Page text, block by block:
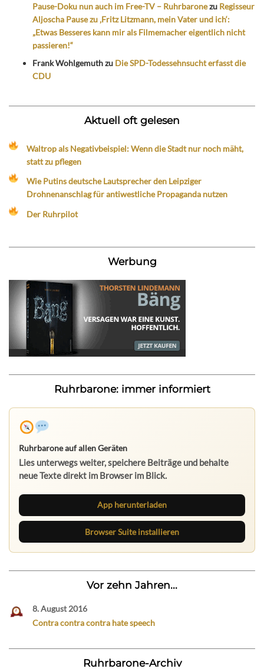
Pause-Doku nun auch im Free-TV – Ruhrbaronezu Regisseur
Aljoscha Pause zu ‚Fritz Litzmann, mein Vater und ich‘:
„Etwas Besseres kann mir als Filmemacher eigentlich nicht
passieren!“
Frank Wohlgemuthzu Die SPD-Todessehnsucht erfasst die
CDU
Aktuell oft gelesen
Waltrop als Negativbeispiel: Wenn die Stadt nur noch mäht,
statt zu pflegen
Wie Putins deutsche Lautsprecher den Leipziger
Drohnenanschlag für antiwestliche Propaganda nutzen
Der Ruhrpilot
Werbung
Ruhrbarone: immer informiert
Ruhrbarone auf allen Geräten
Lies unterwegs weiter, speichere Beiträge und behalte
neue Texte direkt im Browser im Blick.
App herunterladen
Browser Suite installieren
Vor zehn Jahren...
8. August 2016
Contra contra contra hate speech
Ruhrbarone-Archiv